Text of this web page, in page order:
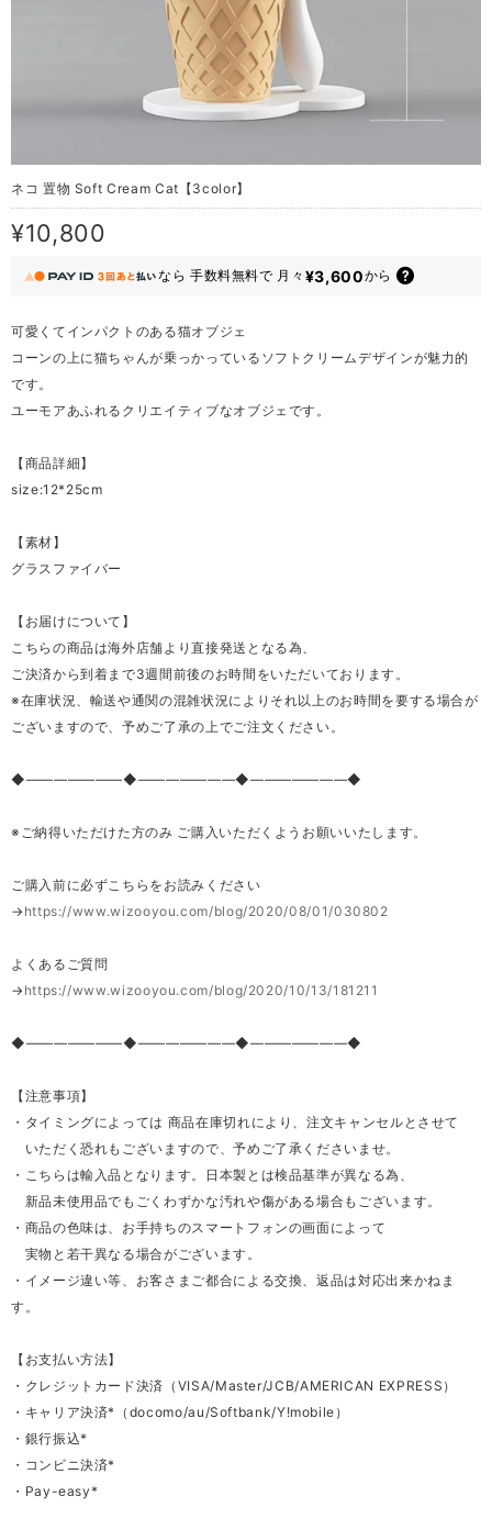
ネコ 置物 Soft Cream Cat【3color】
¥10,800
なら 手数料無料で 月々 ¥3,600から
可愛くてインパクトのある猫オブジェ
コーンの上に猫ちゃんが乗っかっているソフトクリームデザインが魅力的
です。
ユーモアあふれるクリエイティブなオブジェです。
【商品詳細】
size:12*25cm
【素材】
グラスファイバー
【お届けについて】
こちらの商品は海外店舗より直接発送となる為、
ご決済から到着まで3週間前後のお時間をいただいております。
※在庫状況、輸送や通関の混雑状況によりそれ以上のお時間を要する場合が
ございますので、予めご了承の上でご注文ください。
◆―――――――◆―――――――◆―――――――◆
※ご納得いただけた方のみ ご購入いただくようお願いいたします。
ご購入前に必ずこちらをお読みください
→ https://www.wizooyou.com/blog/2020/08/01/030802
よくあるご質問
→ https://www.wizooyou.com/blog/2020/10/13/181211
◆―――――――◆―――――――◆―――――――◆
【注意事項】
・タイミングによっては 商品在庫切れにより、注文キャンセルとさせて
いただく恐れもございますので、予めご了承くださいませ。
・こちらは輸入品となります。日本製とは検品基準が異なる為、
新品未使用品でもごくわずかな汚れや傷がある場合もございます。
・商品の色味は、お手持ちのスマートフォンの画面によって
実物と若干異なる場合がございます。
・イメージ違い等、お客さまご都合による交換、返品は対応出来かねま
す。
【お支払い方法】
・クレジットカード決済（VISA/Master/JCB/AMERICAN EXPRESS）
・キャリア決済*（docomo/au/Softbank/Y!mobile）
・銀行振込*
・コンビニ決済*
・Pay-easy*